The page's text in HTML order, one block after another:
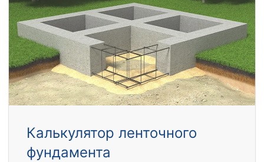
Калькулятор ленточного
фундамента